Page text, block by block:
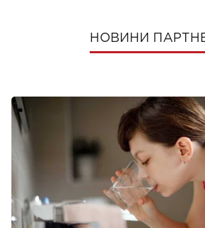
НОВИНИ